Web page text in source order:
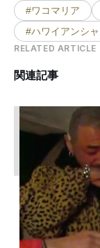
#ワコマリア
#ハワイアンシ
RELATED ARTICLE
関連記事